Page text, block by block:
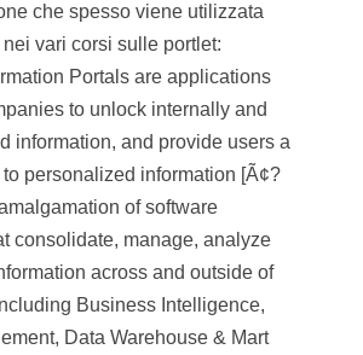
che spesso viene utilizzata
vari corsi sulle portlet:
Portals are applications
to unlock internally and
information, and provide users a
personalized information [Ã¢?
of software
consolidate, manage, analyze
across and outside of
Business Intelligence,
Data Warehouse & Mart